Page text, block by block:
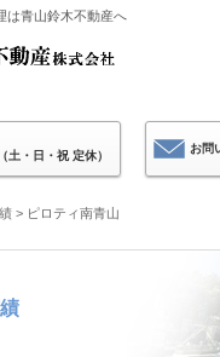
は青山鈴木不動産へ
・日・祝 定休）
お問
> ピロティ南青山